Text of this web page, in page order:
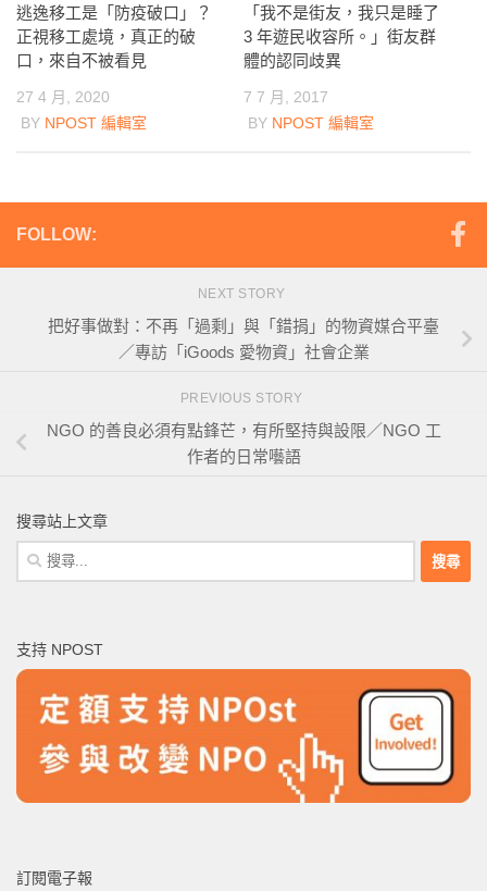
逃逸移工是「防疫破口」？
正視移工處境，真正的破
口，來自不被看見
27 4 月, 2020
BY NPOST 編輯室
「我不是街友，我只是睡了
3 年遊民收容所。」街友群
體的認同歧異
7 7 月, 2017
BY NPOST 編輯室
FOLLOW:
NEXT STORY
把好事做對：不再「過剩」與「錯捐」的物資媒合平臺
／專訪「iGoods 愛物資」社會企業
PREVIOUS STORY
NGO 的善良必須有點鋒芒，有所堅持與設限／NGO 工
作者的日常囈語
搜尋站上文章
搜
尋
字:
支持 NPOST
訂閱電子報